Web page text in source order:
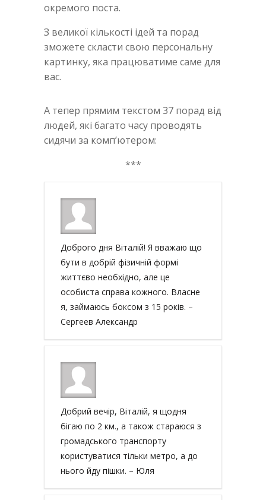
окремого поста.
З великої кількості ідей та порад
зможете скласти свою персональну
картинку, яка працюватиме саме для
вас.
А тепер прямим текстом 37 порад від
людей, які багато часу проводять
сидячи за комп’ютером:
***
Доброго дня Віталій! Я вважаю що
бути в добрій фізичній формі
життєво необхідно, але це
особиста справа кожного. Власне
я, займаюсь боксом з 15 років. –
Сергеев Александр
Добрий вечір, Віталій, я щодня
бігаю по 2 км., а також стараюся з
громадського транспорту
користуватися тільки метро, а до
нього йду пішки. – Юля